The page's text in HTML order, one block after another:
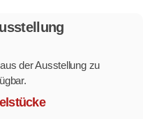
der Ausstellung zu